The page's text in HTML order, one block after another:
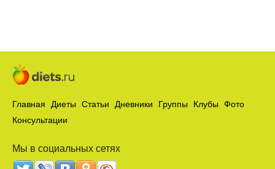
Главная Диеты Статьи Дневники Группы Клубы
Фото
Консультации
Мы в социальных сетях